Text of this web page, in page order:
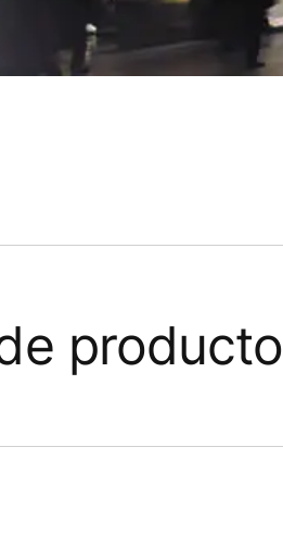
producto